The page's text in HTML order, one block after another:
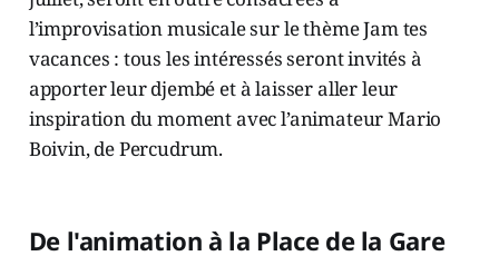
l’improvisation musicale sur le thème Jam tes
vacances : tous les intéressés seront invités à
apporter leur djembé et à laisser aller leur
inspiration du moment avec l’animateur Mario
Boivin, de Percudrum.
De l'animation à la Place de la Gare